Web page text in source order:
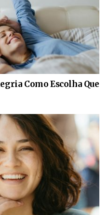
Como Escolha Que